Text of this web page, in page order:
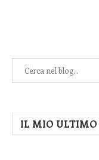
IL MIO ULTIMO